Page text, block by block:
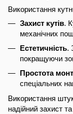
Використання
Захист кутів.
механічних
Естетичність.
покращуючи
Простота
спеціальних
Використання
надійний захист